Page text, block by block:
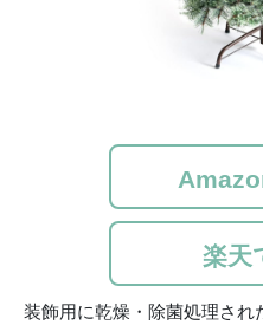
楽天
装飾用に乾燥・除菌処理され